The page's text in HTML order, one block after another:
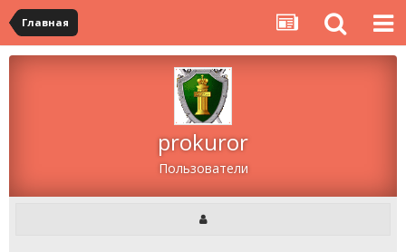
Главная
prokuror
Пользователи